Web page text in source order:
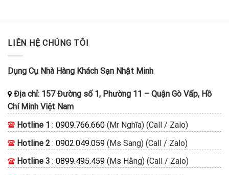
LIÊN HỆ CHÚNG TÔI
Dụng Cụ Nhà Hàng Khách Sạn Nhật Minh
Địa chỉ: 157 Đường số 1, Phường 11 – Quận Gò Vấp, Hồ
Chí Minh Việt Nam
Hotline 1 : 0909.766.660 (Mr Nghĩa) (Call / Zalo)
Hotline 2 : 0902.049.059 (Ms Sang) (Call / Zalo)
Hotline 3 : 0899.495.459 (Ms Hằng) (Call / Zalo)